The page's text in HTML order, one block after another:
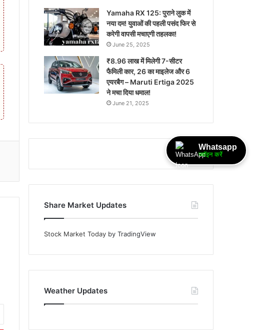
Yamaha RX 125: पुराने लुक में
नया दम! युवाओं की पहली पसंद फिर से
करेगी वापसी मचाएगी तहलका!
June 25, 2025
₹8.96 लाख में मिलेगी 7-सीटर
फैमिली कार, 26 का माइलेज और 6
एयरबैग – Maruti Ertiga 2025
ने मचा दिया धमाल!
June 21, 2025
Share Market Updates
Stock Market Today by TradingView
Weather Updates
Whatsapp
ज्वॉइन करें